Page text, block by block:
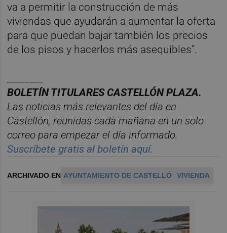
va a permitir la construcción de más
viviendas que ayudarán a aumentar la oferta
para que puedan bajar también los precios
de los pisos y hacerlos más asequibles”.
BOLETÍN TITULARES CASTELLÓN PLAZA.
Las noticias más relevantes del día en
Castellón, reunidas cada mañana en un solo
correo para empezar el día informado.
Suscríbete gratis al boletín aquí.
ARCHIVADO EN AYUNTAMIENTO DE CASTELLÓ VIVIENDA